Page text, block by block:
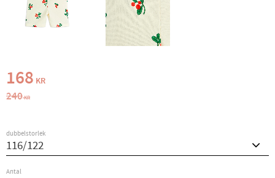
Nedsatt pris:
168 KR
Ordinarie pris:
240KR
dubbelstorlek
Antal